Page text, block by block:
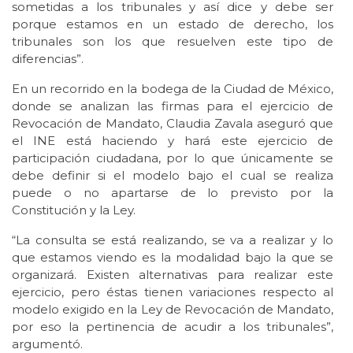
sometidas a los tribunales y así dice y debe ser
porque estamos en un estado de derecho, los
tribunales son los que resuelven este tipo de
diferencias”.
En un recorrido en la bodega de la Ciudad de México,
donde se analizan las firmas para el ejercicio de
Revocación de Mandato, Claudia Zavala aseguró que
el INE está haciendo y hará este ejercicio de
participación ciudadana, por lo que únicamente se
debe definir si el modelo bajo el cual se realiza
puede o no apartarse de lo previsto por la
Constitución y la Ley.
“La consulta se está realizando, se va a realizar y lo
que estamos viendo es la modalidad bajo la que se
organizará. Existen alternativas para realizar este
ejercicio, pero éstas tienen variaciones respecto al
modelo exigido en la Ley de Revocación de Mandato,
por eso la pertinencia de acudir a los tribunales”,
argumentó.